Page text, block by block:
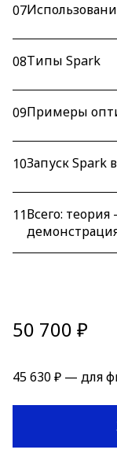
07
08Типы Spark
09Примеры
10Запуск Spark
11Всего: теория
50 700 ₽
45 630 ₽ — для